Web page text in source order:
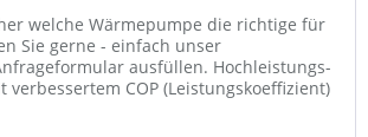
welche Wärmepumpe die richtige für
Sie gerne - einfach unser
ausfüllen. Hochleistungs-
verbessertem COP (Leistungskoeffizient)